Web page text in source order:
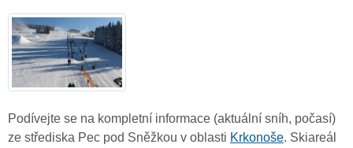
Podívejte se na kompletní informace (aktuální sníh, počasí)
ze střediska Pec pod Sněžkou v oblasti Krkonoše. Skiareál